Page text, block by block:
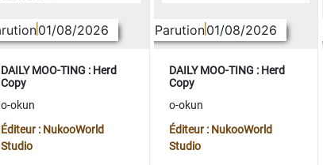
01/08/2026
DAILY MOO-TING : Herd
Copy
o-okun
Éditeur : NukooWorld
Studio
Parution01/08/2026
DAILY MOO-TING : Herd
Copy
o-okun
Éditeur : NukooWorld
Studio